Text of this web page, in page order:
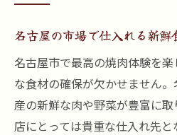
名古屋の市場で仕入れる新鮮
名古屋市で最高の焼肉体験を
な食材の確保が欠かせません
産の新鮮な肉や野菜が豊富に
店にとっては貴重な仕入れ先